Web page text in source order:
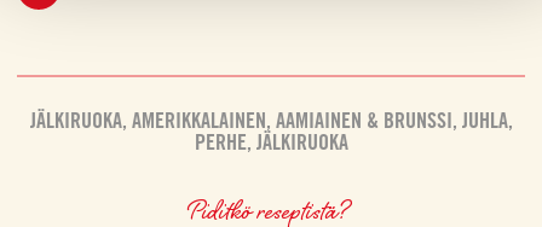
JÄLKIRUOKA, AMERIKKALAINEN, AAMIAINEN & BRUNSSI, JUHLA,
PERHE, JÄLKIRUOKA
Piditkö reseptistä?